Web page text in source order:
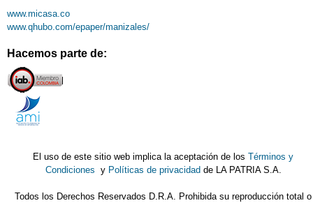
www.micasa.co
www.qhubo.com/epaper/manizales/
Hacemos parte de:
El uso de este sitio web implica la aceptación de losTérminos y
Condiciones y Políticas de privacidad de LA PATRIA S.A.
Todos los Derechos Reservados D.R.A. Prohibida su reproducción total o